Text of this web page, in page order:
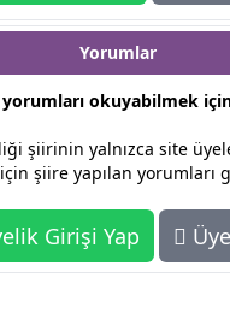
Yorumlar
okuyabilmek için
şiirinin yalnızca site
şiire yapılan yorumları
Girişi Yap